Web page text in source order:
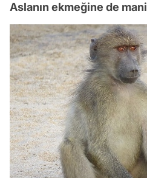
Aslanın ekmeğine de